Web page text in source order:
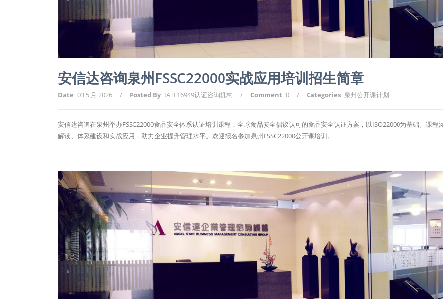
安信达咨询泉州FSSC22000实战应用培训招生简章
Date 03 5 月 2026 / Posted By IATF16949认证咨询机构 / Comment 0 / Categories 泉州公开课计划
安信达咨询在泉州举办FSSC22000食品安全体系认证培训课程，全球食品安全倡议认可的食品安全认证方案，以ISO22000为基础。课程
解读、体系建设和实战应用，助力企业提升管理水平。欢迎报名参加泉州FSSC22000公开课培训。